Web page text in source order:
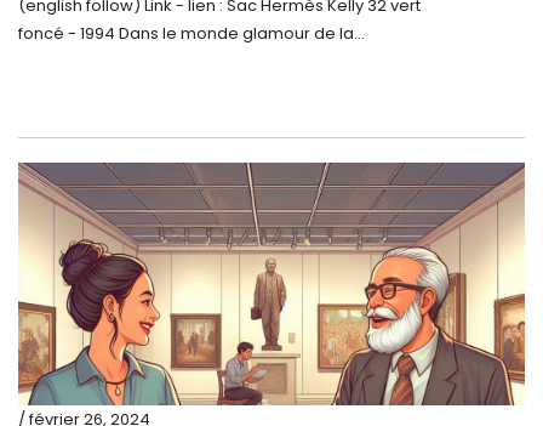
février 2022
septembre 2021
août 2021
juillet 2021
juin 2021
mai 2021
avril 2021
mars 2021
(english follow) Link - lien : Sac Hermès Kelly 32 vert
foncé - 1994 Dans le monde glamour de la...
/ février 26, 2024